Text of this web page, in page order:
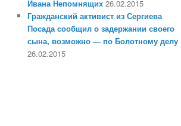
Ивана Непомнящих 26.02.2015
Гражданский активист из Сергиева
Посада сообщил о задержании своего
сына, возможно — по Болотному делу
26.02.2015